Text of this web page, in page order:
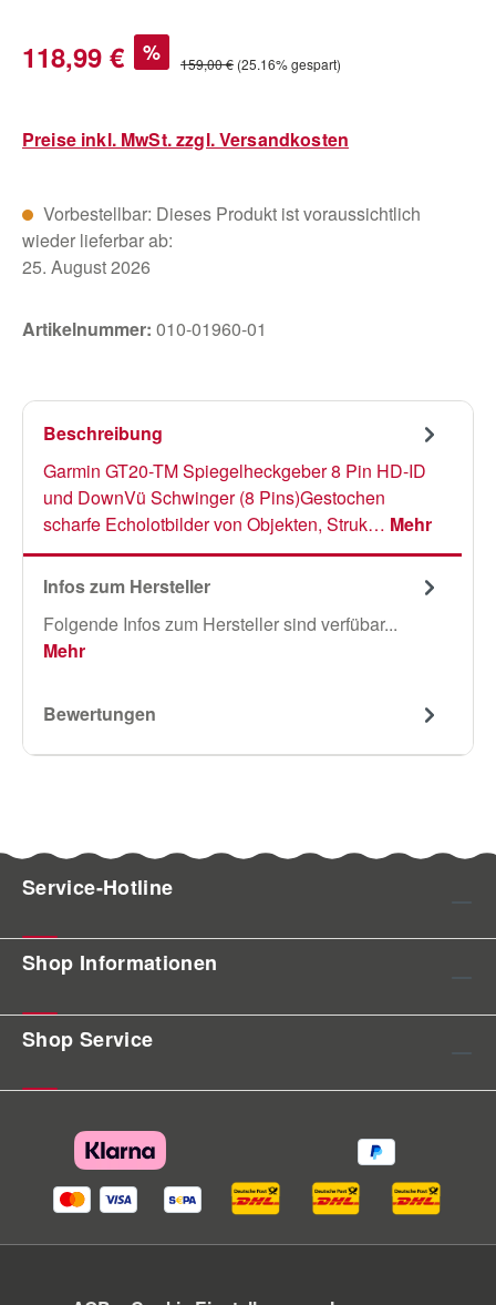
Verkaufspreis:
118,99 € % Regulärer Preis:
159,00 € (25.16% gespart)
Preise inkl. MwSt. zzgl. Versandkosten
Vorbestellbar: Dieses Produkt ist voraussichtlich
wieder lieferbar ab:
25. August 2026
Artikelnummer: 010-01960-01
Beschreibung
Garmin GT20-TM Spiegelheckgeber 8 Pin HD-ID
und DownVü Schwinger (8 Pins)Gestochen
scharfe Echolotbilder von Objekten, Struk… Mehr
Infos zum Hersteller
Folgende Infos zum Hersteller sind verfübar...
Mehr
Bewertungen
Service-Hotline
Shop Informationen
Shop Service